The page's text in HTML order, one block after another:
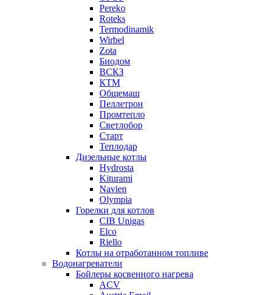
Pereko
Roteks
Termodinamik
Wirbel
Zota
Биодом
ВСКЗ
КТМ
Общемаш
Пеллетрон
Промтепло
Светлобор
Старт
Теплодар
Дизельные котлы
Hydrosta
Kiturami
Navien
Olympia
Горелки для котлов
CIB Unigas
Elco
Riello
Котлы на отработанном топливе
Водонагреватели
Бойлеры косвенного нагрева
ACV